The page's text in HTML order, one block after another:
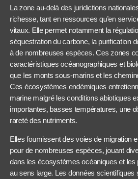
La zone au-delà des juridictions
richesse, tant en ressources qu’en
vitaux. Elle permet notamment la
séquestration du carbone, la purification
à de nombreuses espèces. Ces zones
caractéristiques océanographiques et
que les monts sous-marins et les
Ces écosystèmes endémiques
marine malgré les conditions abiotiques
importantes, basses températures, une
rareté des nutriments.
Elles fournissent des voies de migration
pour de nombreuses espèces, jouant
dans les écosystèmes océaniques et
au sens large. Les données scientifiques